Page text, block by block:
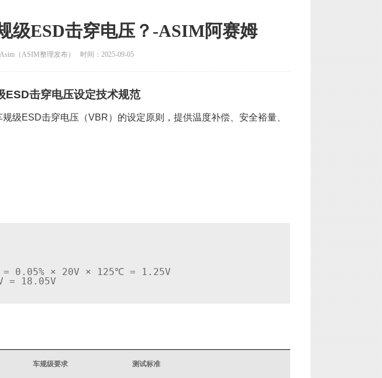
级ESD击穿电压？-ASIM阿赛姆
（ASIM整理发布） 时间：2025-09-05
ESD击穿电压设定技术规范
级ESD击穿电压（VBR）的设定原则，提供温度补偿、安全裕量、
= 0.05% × 20V × 125℃ = 1.25V
车规级要求 测试标准